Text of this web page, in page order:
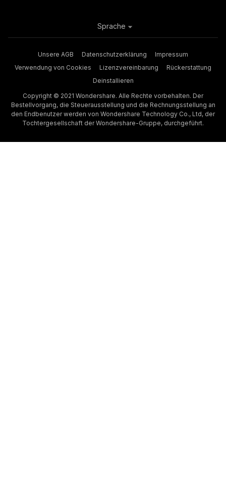
Unsere AGB Datenschutzerklärung
Impressum
Verwendung von Cookies
Lizenzvereinbarung
Rückerstattung
Deinstallieren
Copyright © 2021 Wondershare. Alle Rechte vorbehalten. Der
Bestellvorgang, die Steuerausstellung und die Rechnungsstellung an
den Endbenutzer werden von Wondershare Technology Co., Ltd, der
Tochtergesellschaft der Wondershare-Gruppe, durchgeführt.
Sprache